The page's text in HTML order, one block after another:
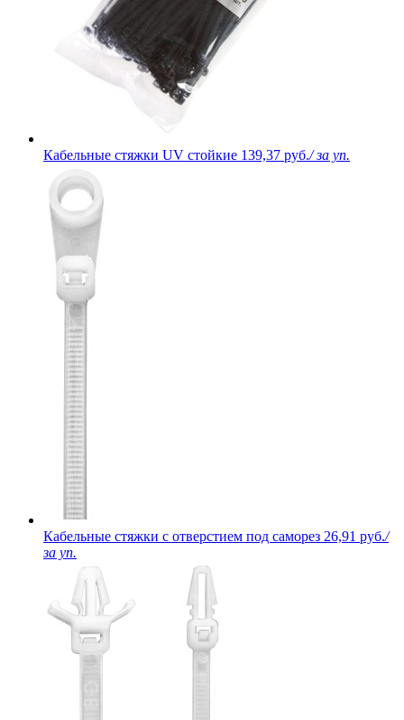
Кабельные стяжки UV стойкие 139,37 руб./ за уп.
Кабельные стяжки с отверстием под саморез 26,91 руб./
за уп.